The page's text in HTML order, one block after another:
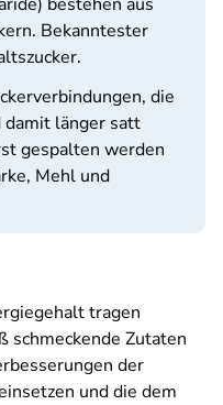
Bekanntester
die
länger satt
gespalten werden
Mehl und
tragen
schmeckende Zutaten
der
und die dem